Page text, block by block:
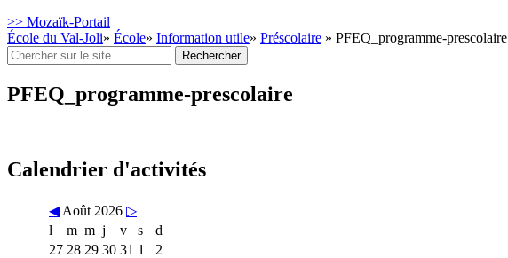
>> Mozaïk-Portail
École du Val-Joli» École» Information utile» Préscolaire » PFEQ_programme-prescolaire
Rechercher
:
PFEQ_programme-prescolaire
Calendrier d'activités
◀ Août 2026 ▷
l
m m j v s
d
27 28 29 30 31 1
2